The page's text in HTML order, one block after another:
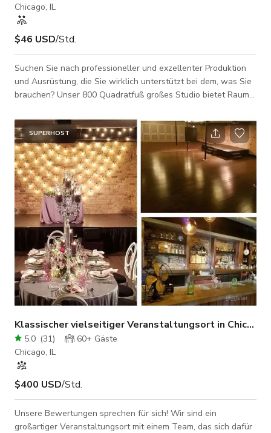
Chicago, IL
$46 USD/Std.
Suchen Sie nach professioneller und exzellenter Produktion
und Ausrüstung, die Sie wirklich unterstützt bei dem, was Sie
brauchen? Unser 800 Quadratfuß großes Studio bietet Raum
erlauben eine maximale Kapazität von 15 Personen.
Bezahlbare Preise und dennoch hochwertiger Raum vom
Feinsten, buchen Sie jetzt bei uns! Bitte beachten Sie, dass
dieser Raum nicht schalldicht ist. Der Zug und Nachbarn sind
möglicherweise zu hören. Ich
SUPERHOST
Klassischer vielseitiger Veranstaltungsort in Chicago
5.0 (31) 60+ Gäste
Chicago, IL
$400 USD/Std.
Unsere Bewertungen sprechen für sich! Wir sind ein
großartiger Veranstaltungsort mit einem Team, das sich dafür